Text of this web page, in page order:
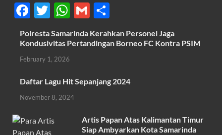
F
ac
e
b
o
o
k
T
w
itt
er
W
h
at
A
p
p
G
m
ail
h
ar
Polresta Samarinda Kerahkan Personel Jaga
Kondusivitas Pertandingan Borneo FC Kontra PSIM
February 1, 2026
Daftar Lagu Hit Sepanjang 2024
November 8, 2024
Artis Papan Atas Kalimantan Timur
Siap Ambyarkan Kota Samarinda